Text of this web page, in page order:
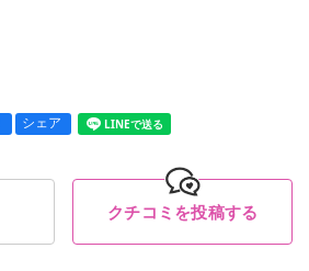
シェア LINEで送る
クチコミを投稿する